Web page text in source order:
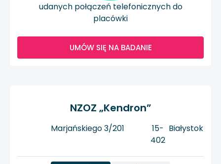
udanych połączeń telefonicznych do
placówki
UMÓW SIĘ NA BADANIE
NZOZ „Kendron”
Marjańskiego 3/201
15-
402
Białystok